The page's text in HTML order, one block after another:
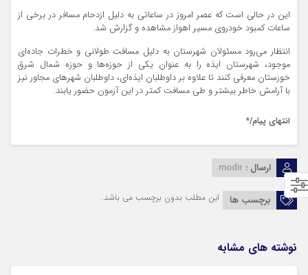
این در حالی است که عصر امروز در ساعاتی به دلیل ازدحام مسافر در برخی از
ساعات کمبود خودروی مسیر اهواز مشاهده و گزارش شد.
انتظار می‌رود مسئولان شهرستان به دلیل مسافت طولانی و خطرات جاده‌ای
موجود، شهرستان ایذه را به عنوان یکی از حوزه‌ها و حوزه شمال شرق
خوزستان معرفی کنند تا علاوه بر داوطلبان ایذه‌ای، داوطلبان شهرهای مجاور نیز
با آرامش خاطر بیشتر و طی مسافت کمتر در این آزمون حضور یابند.
انتهای پیام/*
ارسال : modir
برچسب ها این مطلب بدون برچسب می باشد.
نوشته های مشابه